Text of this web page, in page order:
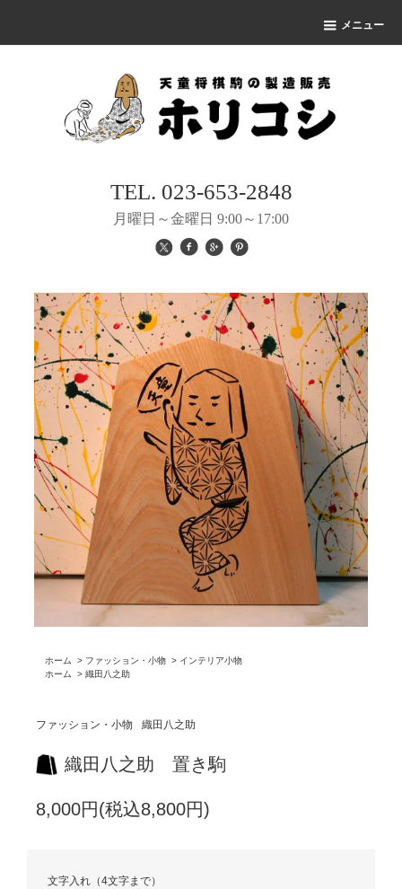
メニュー
TEL. 023-653-2848
月曜日～金曜日 9:00～17:00
ホーム > ファッション・小物 > インテリア小物
ホーム
> 織田八之助
ファッション・小物 織田八之助
織田八之助 置き駒
8,000円(税込8,800円)
文字入れ（4文字まで）